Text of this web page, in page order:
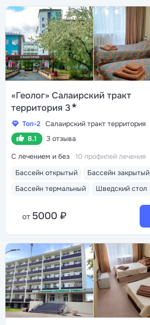
«Геолог» Салаирский тракт
территория 3★
Топ-2 Салаирский тракт территория
8.1
3 отзыва
Бассейн открытый
Бассейн закрытый
Бассейн термальный
Шведский стол
С лечением и без 10 профилей лечения
от 5000 ₽